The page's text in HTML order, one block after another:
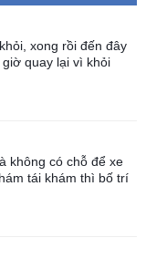
xong rồi đến đây
quay lại vì khỏi
không có chỗ để xe
tái khám thì bố trí